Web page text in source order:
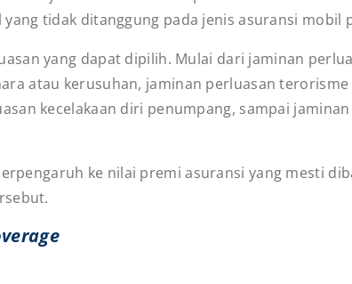
tidak ditanggung pada jenis asuransi mobil
yang dapat dipilih. Mulai dari jaminan
atau kerusuhan, jaminan perluasan
kecelakaan diri penumpang, sampai
ke nilai premi asuransi yang mesti